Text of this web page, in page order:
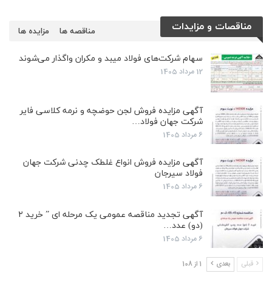
مناقصات و مزایدات مزایده ها مناقصه ها
سهام شرکت‌های فولاد میبد و مکران واگذار می‌شوند
12 مرداد 1405
آگهی مزایده فروش لجن حوضچه و نرمه کلاسی فایر
شرکت جهان فولاد…
6 مرداد 1405
آگهی مزایده فروش انواع غلطک چدنی شرکت جهان
فولاد سیرجان
6 مرداد 1405
آگهی تجدید مناقصه عمومی یک مرحله ای ” خرید ۲
(دو) عدد…
6 مرداد 1405
قبلی بعدی 1 از 108